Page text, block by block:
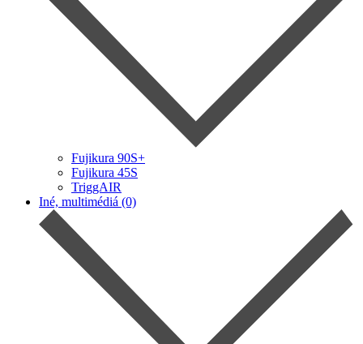
Fujikura 90S+
Fujikura 45S
TriggAIR
Iné, multimédiá (0)